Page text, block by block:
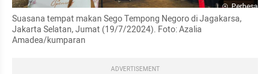
Perbesar
Suasana tempat makan Sego Tempong Negoro di Jagakarsa,
Jakarta Selatan, Jumat (19/7/22024). Foto: Azalia
Amadea/kumparan
ADVERTISEMENT